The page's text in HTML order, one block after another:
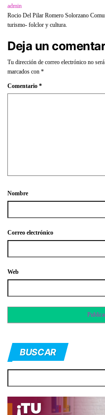
admin
Rocio Del Pilar Romero Solorzano
turismo- folclor y cultura.
Deja un
Tu dirección de correo electrónico no
marcados con *
Comentario *
Nombre
Correo electrónico
Web
BUSCAR